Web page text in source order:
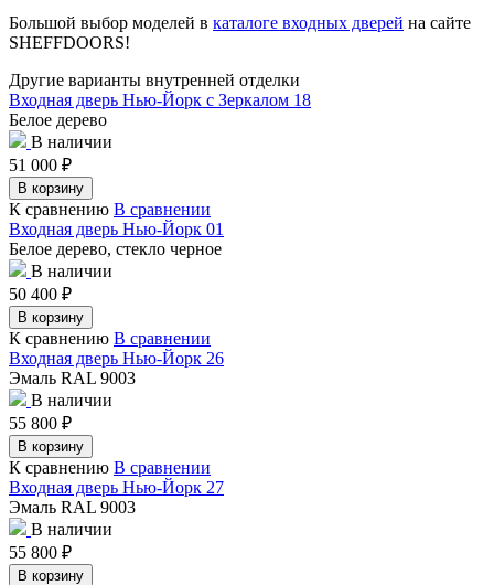
Большой выбор моделей в каталоге входных дверей на сайте
SHEFFDOORS!
Другие варианты внутренней отделки
Входная дверь Нью-Йорк с Зеркалом 18
Белое дерево
В наличии
51 000 ₽
В корзину
К сравнению В сравнении
Входная дверь Нью-Йорк 01
Белое дерево, стекло черное
В наличии
50 400 ₽
В корзину
К сравнению В сравнении
Входная дверь Нью-Йорк 26
Эмаль RAL 9003
В наличии
55 800 ₽
В корзину
К сравнению В сравнении
Входная дверь Нью-Йорк 27
Эмаль RAL 9003
В наличии
55 800 ₽
В корзину